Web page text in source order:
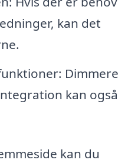
kan det
Dimmere
kan også
kan du